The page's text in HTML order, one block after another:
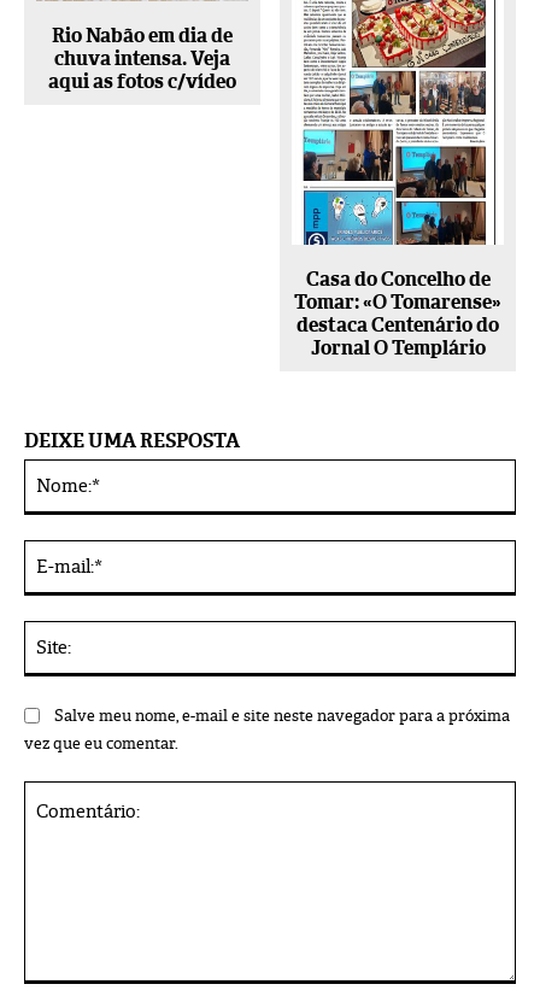
Rio Nabão em dia de
chuva intensa. Veja
aqui as fotos c/vídeo
Casa do Concelho de
Tomar: «O Tomarense»
destaca Centenário do
Jornal O Templário
DEIXE UMA RESPOSTA
Salve meu nome, e-mail e site neste navegador para a próxima
vez que eu comentar.